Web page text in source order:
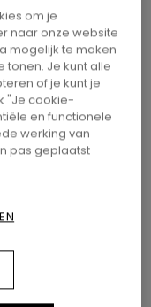
om je
naar onze website
mogelijk te maken
Je kunt alle
of je kunt je
"Je cookie-
en functionele
werking van
pas geplaatst